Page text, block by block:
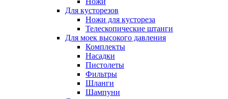
Для кусторезов
Ножи для кустореза
Телескопические штанги
Для моек высокого давления
Комплекты
Насадки
Пистолеты
Фильтры
Шланги
Шампуни